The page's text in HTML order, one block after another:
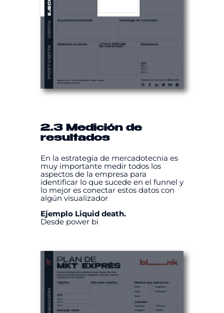
2.3 Medición de
resultados
En la estrategia de mercadotecnia es
muy importante medir todos los
aspectos de la empresa para
identificar lo que sucede en el funnel y
lo mejor es conectar estos datos con
algún visualizador
Ejemplo Liquid death.
Desde power bi